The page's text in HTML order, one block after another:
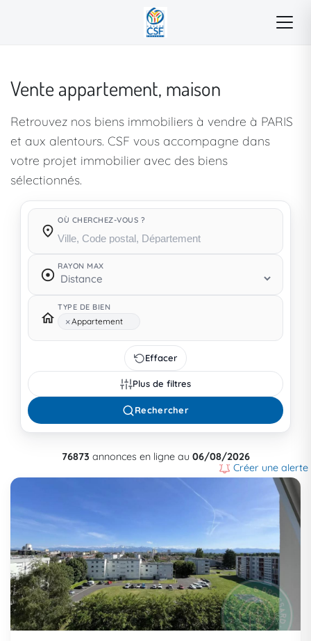
Vente appartement, maison
Retrouvez nos biens immobiliers à vendre à PARIS
et aux alentours. CSF vous accompagne dans
votre projet immobilier avec des biens
sélectionnés.
OÙ CHERCHEZ-VOUS ?
RAYON MAX
TYPE DE BIEN
×Appartement
Effacer
Plus de filtres
Rechercher
76873 annonces en ligne au 06/08/2026
Créer une alerte